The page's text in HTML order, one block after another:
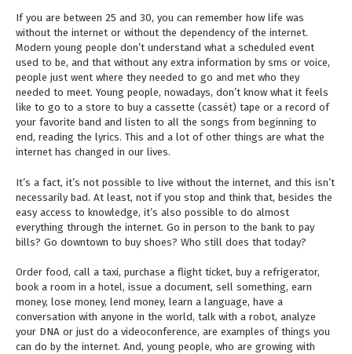
If you are between 25 and 30, you can remember how life was
without the internet or without the dependency of the internet.
Modern young people don’t understand what a scheduled event
used to be, and that without any extra information by sms or voice,
people just went where they needed to go and met who they
needed to meet. Young people, nowadays, don’t know what it feels
like to go to a store to buy a cassette (cassét) tape or a record of
your favorite band and listen to all the songs from beginning to
end, reading the lyrics. This and a lot of other things are what the
internet has changed in our lives.
It’s a fact, it’s not possible to live without the internet, and this isn’t
necessarily bad. At least, not if you stop and think that, besides the
easy access to knowledge, it’s also possible to do almost
everything through the internet. Go in person to the bank to pay
bills? Go downtown to buy shoes? Who still does that today?
Order food, call a taxi, purchase a flight ticket, buy a refrigerator,
book a room in a hotel, issue a document, sell something, earn
money, lose money, lend money, learn a language, have a
conversation with anyone in the world, talk with a robot, analyze
your DNA or just do a videoconference, are examples of things you
can do by the internet. And, young people, who are growing with